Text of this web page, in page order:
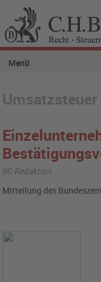
Menü
Umsatzsteuer
BC-Redaktion
Mitteilung des